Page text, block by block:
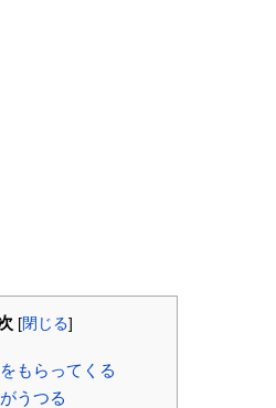
[閉じる]
もらってくる
うつる